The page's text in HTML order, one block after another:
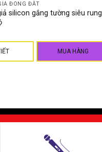
ĐÓNG ĐẤT
silicon gắng tường siêu rung
MUA HÀNG